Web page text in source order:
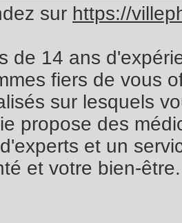
sur https://
de 14 ans
fiers de vous
sur lesquels
propose des
et un
et votre bien-être.